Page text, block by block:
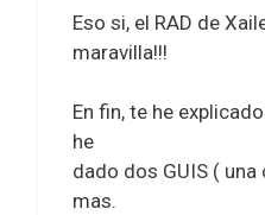
Eso si, el RAD de
maravilla!!!
En fin, te he
he
dado dos GUIS (
mas.